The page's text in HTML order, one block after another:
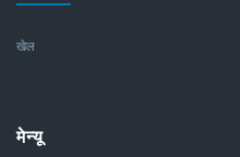
खेल
मेन्यू